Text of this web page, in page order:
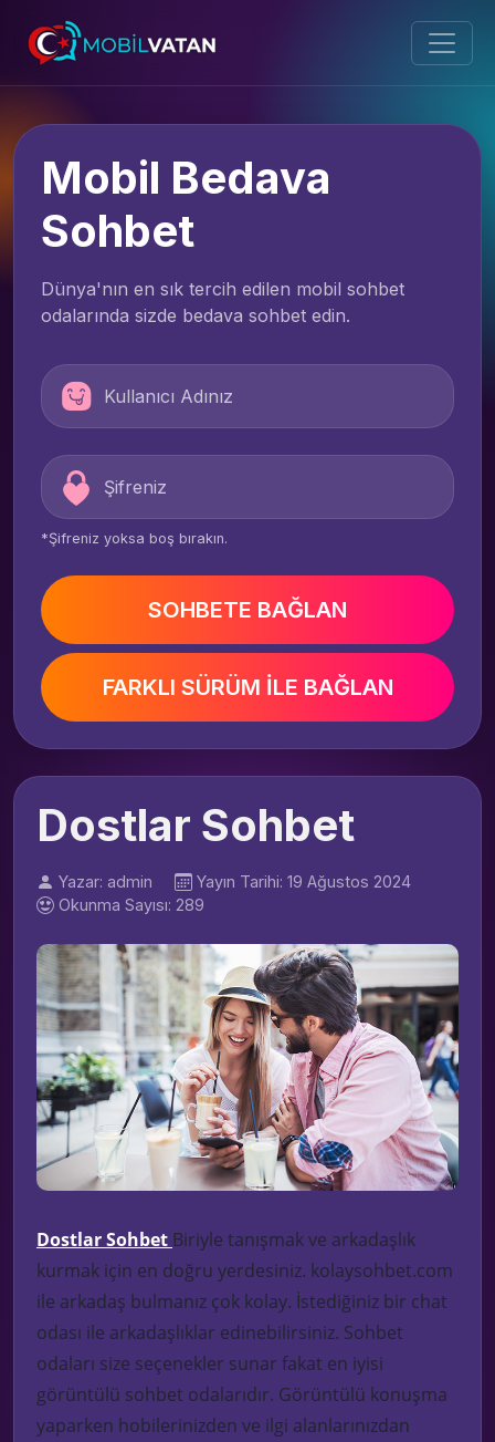
Mobil Bedava
Sohbet
Dünya'nın en sık tercih edilen mobil sohbet
odalarında sizde bedava sohbet edin.
*Şifreniz yoksa boş bırakın.
SOHBETE BAĞLAN
FARKLI SÜRÜM İLE BAĞLAN
Dostlar Sohbet
Yazar: admin
Yayın Tarihi: 19 Ağustos 2024
Okunma Sayısı: 289
Dostlar Sohbet Biriyle tanışmak ve arkadaşlık
kurmak için en doğru yerdesiniz. kolaysohbet.com
ile arkadaş bulmanız çok kolay. İstediğiniz bir chat
odası ile arkadaşlıklar edinebilirsiniz. Sohbet
odaları size seçenekler sunar fakat en iyisi
görüntülü sohbet odalarıdır. Görüntülü konuşma
yaparken hobilerinizden ve ilgi alanlarınızdan